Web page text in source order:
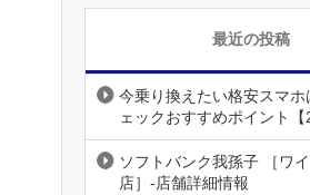
最近の投稿
今乗り換えたい格安スマホ
ェックおすすめポイント【
ソフトバンク我孫子 ［ワ
店］-店舗詳細情報